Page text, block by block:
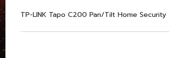
TP-LINK Tapo C200 Pan/Tilt Home Security